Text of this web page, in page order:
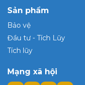
Sản phẩm
Bảo vệ
Đầu tư - Tích Lũy
Tích lũy
Mạng xã hội